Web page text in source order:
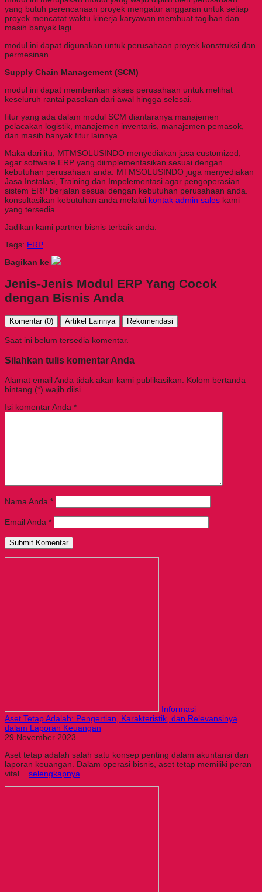
yang butuh perencanaan proyek mengatur anggaran untuk setiap
proyek mencatat waktu kinerja karyawan membuat tagihan dan
masih banyak lagi
modul ini dapat digunakan untuk perusahaan proyek konstruksi dan
permesinan.
Supply Chain Management (SCM)
modul ini dapat memberikan akses perusahaan untuk melihat
keseluruh rantai pasokan dari awal hingga selesai.
fitur yang ada dalam modul SCM diantaranya manajemen
pelacakan logistik, manajemen inventaris, manajemen pemasok,
dan masih banyak fitur lainnya.
Maka dari itu, MTMSOLUSINDO menyediakan jasa customized,
agar software ERP yang diimplementasikan sesuai dengan
kebutuhan perusahaan anda. MTMSOLUSINDO juga menyediakan
Jasa Instalasi, Training dan Impelementasi agar pengoperasian
sistem ERP berjalan sesuai dengan kebutuhan perusahaan anda.
konsultasikan kebutuhan anda melalui kontak admin sales kami
yang tersedia
Jadikan kami partner bisnis terbaik anda.
Tags: ERP
Bagikan ke
Jenis-Jenis Modul ERP Yang Cocok
dengan Bisnis Anda
Komentar (0) Artikel Lainnya Rekomendasi
Saat ini belum tersedia komentar.
Silahkan tulis komentar Anda
Alamat email Anda tidak akan kami publikasikan. Kolom bertanda
bintang (*) wajib diisi.
Isi komentar Anda *
Nama Anda *
Email Anda *
Informasi
Aset Tetap Adalah: Pengertian, Karakteristik, dan Relevansinya
dalam Laporan Keuangan
29 November 2023
Aset tetap adalah salah satu konsep penting dalam akuntansi dan
laporan keuangan. Dalam operasi bisnis, aset tetap memiliki peran
vital... selengkapnya